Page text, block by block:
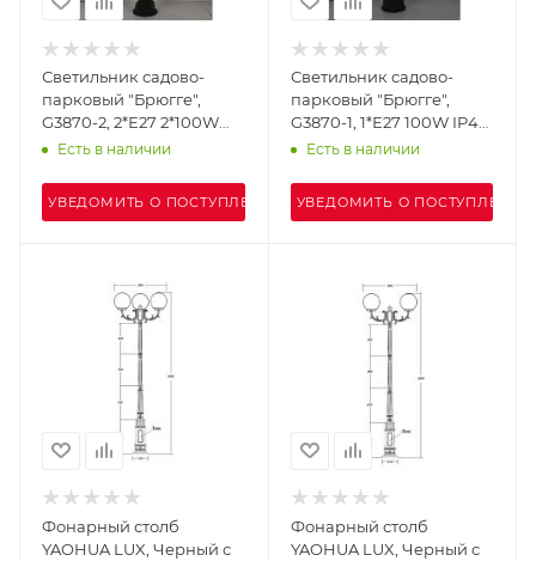
Светильник садово-
парковый "Брюгге",
G3870-2, 2*Е27 2*100W
IP44 h=2.53м, Red wood
Есть в наличии
УВЕДОМИТЬ О ПОСТУПЛЕНИИ
Светильник садово-
парковый "Брюгге",
G3870-1, 1*Е27 100W IP44
h=2.53м, Red wood
Есть в наличии
УВЕДОМИТЬ О ПОСТУПЛЕНИИ
Фонарный столб
YAOHUA LUX, Черный с
Фонарный столб
YAOHUA LUX, Черный с